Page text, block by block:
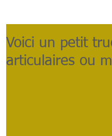
Voici un petit
articulaires ou